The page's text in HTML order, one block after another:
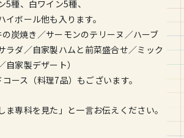
種、白ワイン5種、
ボール他も入ります。
炭焼き／サーモンのテリーヌ／ハーブ
ラダ／自家製ハムと前菜盛合せ／ミック
家製デザート）
ース（料理7品）もございます。
専科を見た」と一言お伝えください。